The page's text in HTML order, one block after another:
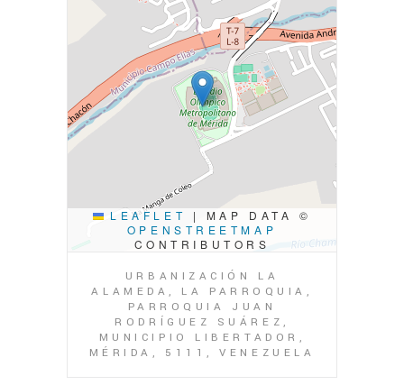
LEAFLET |
MAP DATA ©
OPENSTREETMAP
CONTRIBUTORS
URBANIZACIÓN LA
ALAMEDA, LA PARROQUIA,
PARROQUIA JUAN
RODRÍGUEZ SUÁREZ,
MUNICIPIO LIBERTADOR,
MÉRIDA, 5111, VENEZUELA